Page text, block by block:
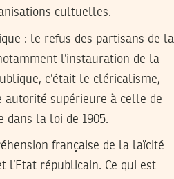
cultuelles.
: le refus des partisans de la
l’instauration de la
c’était le cléricalisme,
autorité supérieure à celle de
dans la loi de 1905.
française de la laïcité
républicain. Ce qui est